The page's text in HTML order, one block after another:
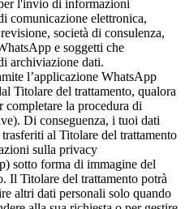
l'invio di informazioni
comunicazione elettronica,
società di consulenza,
e soggetti che
archiviazione dati.
l’applicazione WhatsApp
Titolare del trattamento, qualora
completare la procedura di
Di conseguenza, i tuoi dati
al Titolare del trattamento
sulla privacy
sotto forma di immagine del
Il Titolare del trattamento potrà
altri dati personali solo quando